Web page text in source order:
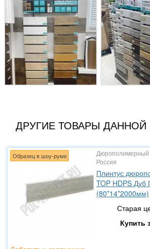
ДРУГИЕ ТОВАРЫ ДАННОЙ
Образец в шоу-руме
Россия
Плинтус
TOP HDPS Дуб
(80*14*2000мм)
Старая
Купить